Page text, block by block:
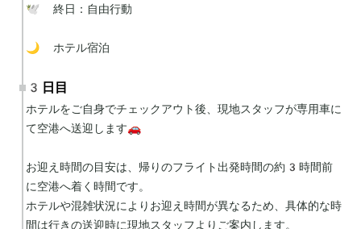
🕊 終日：自由行動
🌙 ホテル宿泊
3日目
ホテルをご自身でチェックアウト後、現地スタッフが専用車に
て空港へ送迎します🚗
お迎え時間の目安は、帰りのフライト出発時間の約3時間前
に空港へ着く時間です。
ホテルや混雑状況によりお迎え時間が異なるため、具体的な時
間は行きの送迎時に現地スタッフよりご案内します。